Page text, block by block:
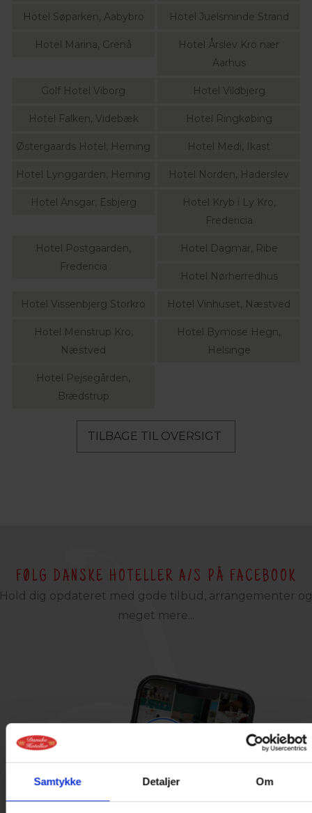
Samtykke Detaljer Om
Hotel Søparken, Aabybro Hotel Juelsminde Strand
Hotel Marina, Grenå
Hotel Årslev Kro nær
Aarhus
Golf Hotel Viborg Hotel Vildbjerg
Hotel Falken, Videbæk Hotel Ringkøbing
Østergaards Hotel, Herning Hotel Medi, Ikast
Hotel Lynggarden, Herning Hotel Norden, Haderslev
Hotel Ansgar, Esbjerg
Hotel Kryb i Ly Kro,
Fredericia
Hotel Postgaarden,
Fredericia
Hotel Dagmar, Ribe
Hotel Nørherredhus
Hotel Vissenbjerg Storkro Hotel Vinhuset, Næstved
Hotel Menstrup Kro,
Næstved
Hotel Bymose Hegn,
Helsinge
Hotel Pejsegården,
Brædstrup
TILBAGE TIL OVERSIGT
FØLG DANSKE HOTELLER A/S PÅ FACEBOOK
Hold dig opdateret med gode tilbud, arrangementer og
meget mere...